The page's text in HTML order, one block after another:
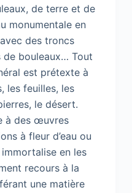
de terre et de
monumentale en
des troncs
de bouleaux… Tout
est prétexte à
les feuilles, les
le désert.
à des œuvres
à fleur d’eau ou
en les
recours à la
une matière